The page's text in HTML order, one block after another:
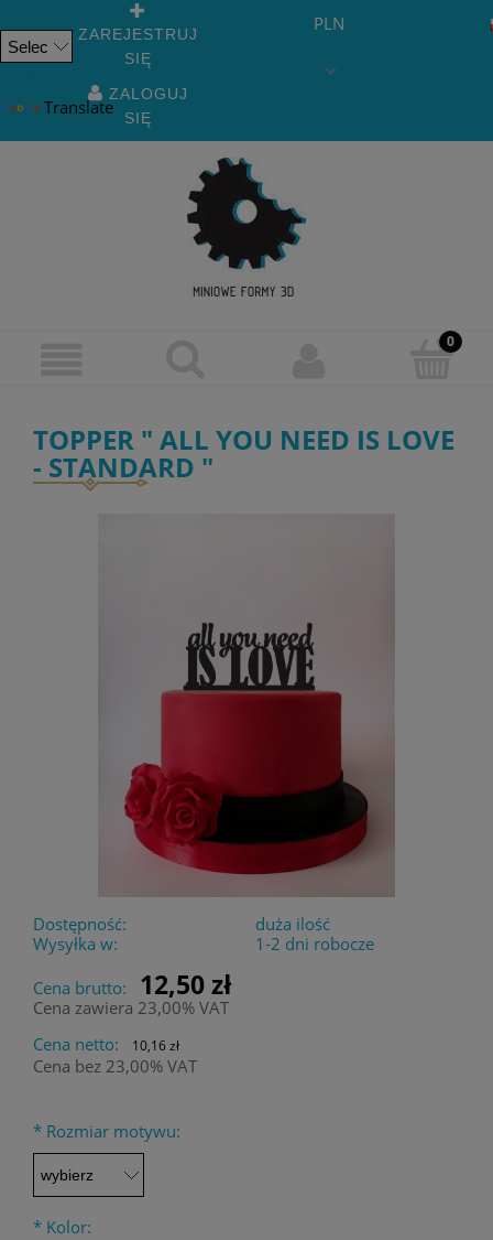
Translate
ZAREJESTRUJ
SIĘ
ZALOGUJ
SIĘ
PLN
TOPPER " ALL YOU NEED IS LOVE
- STANDARD "
Dostępność:
duża ilość
Wysyłka w:
1-2 dni robocze
Cena brutto:
12,50 zł
Cena zawiera 23,00% VAT
Cena netto:
10,16 zł
Cena bez 23,00% VAT
* Rozmiar motywu:
* Kolor: